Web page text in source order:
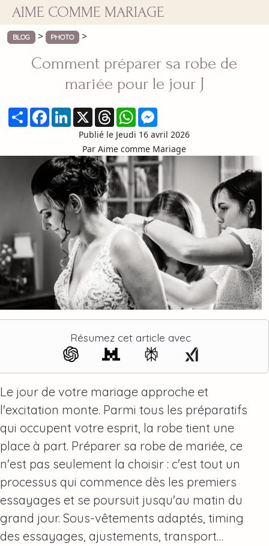
AIME COMME MARIAGE
BLOG > PHOTO >
Comment préparer sa robe de
mariée pour le jour J
PartagerFacebook
LinkedIn
X ThreadsWhatsApp
Publié le Jeudi 16 avril 2026
Par Aime comme Mariage
Résumez cet article avec
Le jour de votre mariage approche et
l'excitation monte. Parmi tous les préparatifs
qui occupent votre esprit, la robe tient une
place à part. Préparer sa robe de mariée, ce
n'est pas seulement la choisir : c'est tout un
processus qui commence dès les premiers
essayages et se poursuit jusqu'au matin du
grand jour. Sous-vêtements adaptés, timing
des essayages, ajustements, transport…